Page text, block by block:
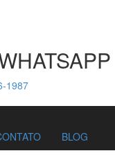
1987
BLOG